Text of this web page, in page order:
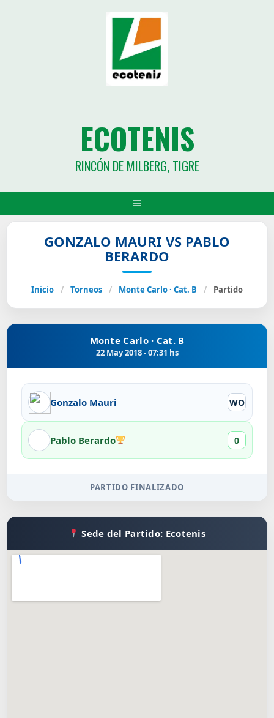
ECOTENIS
RINCÓN DE MILBERG, TIGRE
GONZALO MAURI VS PABLO
BERARDO
Inicio / Torneos / Monte Carlo · Cat. B / Partido
Monte Carlo · Cat. B
22 May 2018 - 07:31 hs
Gonzalo Mauri WO
Pablo Berardo 0
PARTIDO FINALIZADO
Sede del Partido: Ecotenis